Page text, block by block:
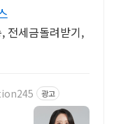
전세금돌려받기,
광고